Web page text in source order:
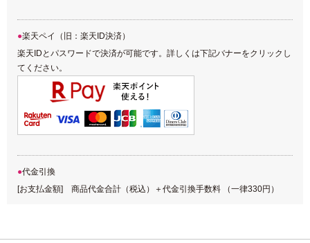
楽天ペイ（旧：楽天ID決済）
楽天IDとパスワードで決済が可能です。詳しくは下記バナーをクリックし
てください。
代金引換
[お支払金額] 商品代金合計（税込）＋代金引換手数料 （一律330円）